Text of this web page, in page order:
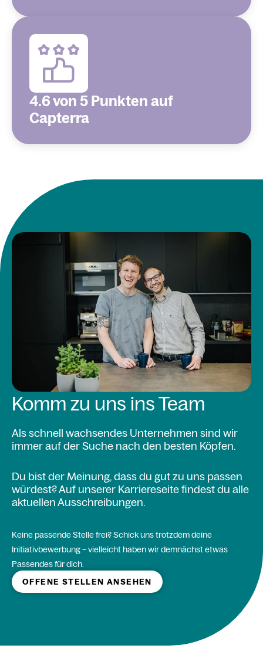
4.6 von 5 Punkten auf
Capterra
Komm zu uns ins Team
Als schnell wachsendes Unternehmen sind wir
immer auf der Suche nach den besten Köpfen.
Du bist der Meinung, dass du gut zu uns passen
würdest? Auf unserer Karriereseite findest du alle
aktuellen Ausschreibungen.
Keine passende Stelle frei? Schick uns trotzdem deine
Initiativbewerbung – vielleicht haben wir demnächst etwas
Passendes für dich.
OFFENE STELLEN ANSEHEN